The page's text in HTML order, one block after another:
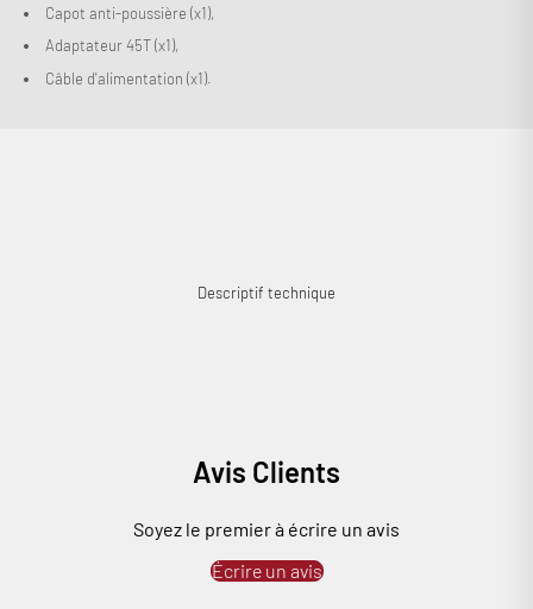
Capot anti-poussière (x1),
Adaptateur 45T (x1),
Câble d'alimentation (x1).
Descriptif technique
Avis Clients
Soyez le premier à écrire un avis
Écrire un avis